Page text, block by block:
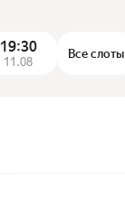
19:30
11.08
Все слоты